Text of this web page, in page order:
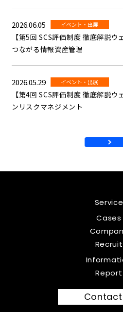
2026.06.05 イベント・出展
【第5回 SCS評価制度 徹底解説
つながる情報資産管理
2026.05.29 イベント・出展
【第4回 SCS評価制度 徹底解説
ンリスクマネジメント
Service
Cases
Recruit
Report
Contact